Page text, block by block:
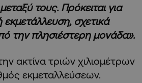
τους. Πρόκειται για
εκμετάλλευση, σχετικά
την πλησιέστερη μονάδα».
ακτίνα τριών χιλιομέτρων
εκμεταλλεύσεων.